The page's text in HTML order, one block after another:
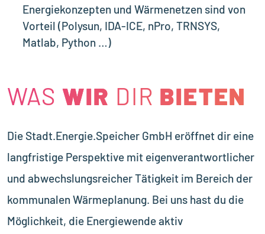
Energiekonzepten und Wärmenetzen sind von
Vorteil (Polysun, IDA-ICE, nPro, TRNSYS,
Matlab, Python …)
WIR BIETEN
WAS WIR DIR BIETEN
Die Stadt.Energie.Speicher GmbH eröffnet dir eine
langfristige Perspektive mit eigenverantwortlicher
und abwechslungsreicher Tätigkeit im Bereich der
kommunalen Wärmeplanung. Bei uns hast du die
Möglichkeit, die Energiewende aktiv